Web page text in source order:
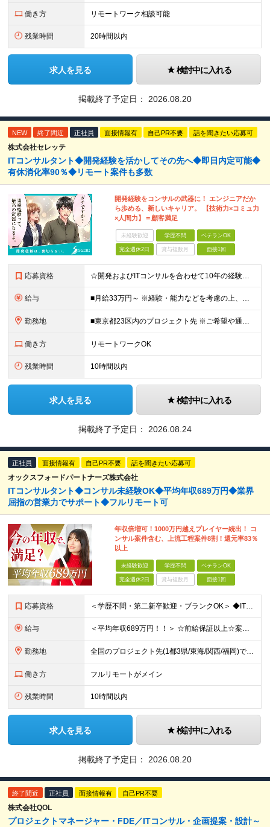
働き方 リモートワーク相談可能
残業時間 20時間以内
求人を見る 検討中に入れる
掲載終了予定日： 2026.08.20
NEW 終了間近 正社員 面接情報有 自己PR不要 話を聞きたい応募可
株式会社セレッテ
ITコンサルタント◆開発経験を活かしてその先へ◆即日内定可能◆
有休消化率90％◆リモート案件も多数
開発経験をコンサルの武器に！ エンジニアだか
ら歩める、新しいキャリア。 【技術力×コミュ力
×人間力】＝顧客満足
未経験歓迎 学歴不問 ベテランOK
完全週休2日 賞与複数月 面接1回
応募資格 ☆開発およびITコンサルを合わせて10年の経験者は最大限に評価します！ ■学歴不問 ■以下いずれかの経験をお持ちの方 ┗システム開発の経験（2年以上） ┗インフラ設計or構築経験（2年以上） ┗PMo
給与 ■月給33万円～ ※経験・能力などを考慮の上、当社規定により優遇します。 ※上記にはみなし残業代(25時間分3万8325円～)を含みます。25時間を超える残業には別途全額残業代を支給します。 ◎
勤務地 ■東京都23区内のプロジェクト先 ※ご希望や通勤時間を考慮して、配属先を決定します。 【本社】 東京都新宿区西新宿4-10-19 3階 ＼オフィス移転！デスクも心機一転アップデート！／ 全席に
働き方 リモートワークOK
残業時間 10時間以内
求人を見る 検討中に入れる
掲載終了予定日： 2026.08.24
正社員 面接情報有 自己PR不要 話を聞きたい応募可
オックスフォードパートナーズ株式会社
ITコンサルタント◆コンサル未経験OK◆平均年収689万円◆業界
屈指の営業力でサポート◆フルリモート可
年収倍増可！1000万円越えプレイヤー続出！ コ
ンサル案件含む、上流工程案件8割！還元率83％
以上
未経験歓迎 学歴不問 ベテランOK
完全週休2日 賞与複数月 面接1回
応募資格 ＜学歴不問・第二新卒歓迎・ブランクOK＞ ◆IT業界での実務経験（2年以上） ※アプリ・インフラ等の領域は不問 【歓迎条件】 ◎コンサルティングファームでの実務経験 ◎SIにおける上流工程
給与 ＜平均年収689万円！！＞ ☆前給保証以上☆案件待機期間も給与保証あり☆ 月給40万円～150万円（固定残業代含む） ※経験や能力を考慮し決定します ※試用期間6ヶ月あり。条件や待遇に差異はありません
勤務地 全国のプロジェクト先(1都3県/東海/関西/福岡)での勤務となります。 ★全国から参画可能な案件あり！ ★リモートワーク・リモート併用・常駐案件すべてあり！ ★転居を伴う転勤はナシ ┗1人1人の働き
働き方 フルリモートがメイン
残業時間 10時間以内
求人を見る 検討中に入れる
掲載終了予定日： 2026.08.20
終了間近 正社員 面接情報有 自己PR不要
株式会社QOL
プロジェクトマネージャー・FDE／ITコンサル・企画提案・設計～